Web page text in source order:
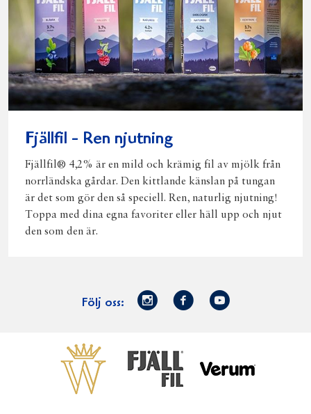
Fjällfil - Ren njutning
Fjällfil® 4,2% är en mild och krämig fil av mjölk från
norrländska gårdar. Den kittlande känslan på tungan
är det som gör den så speciell. Ren, naturlig njutning!
Toppa med dina egna favoriter eller häll upp och njut
den som den är.
Följ oss:
Norrmejerier
Facebook
Youtube
Gör gott för
Norrländska
VästerbottensostFjällfil